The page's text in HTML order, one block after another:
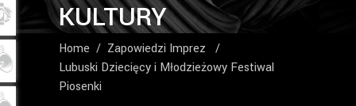
KULTURY
Home / Zapowiedzi Imprez
/
Lubuski Dziecięcy i Młodzieżowy Festiwal
Piosenki